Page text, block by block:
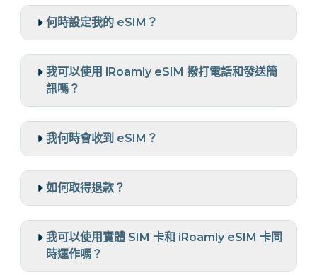
何時設定我的 eSIM？
我可以使用 iRoamly eSIM 撥打電話和發送簡
訊嗎？
我何時會收到 eSIM？
如何取得退款？
我可以使用實體 SIM 卡和 iRoamly eSIM 卡同
時運作嗎？